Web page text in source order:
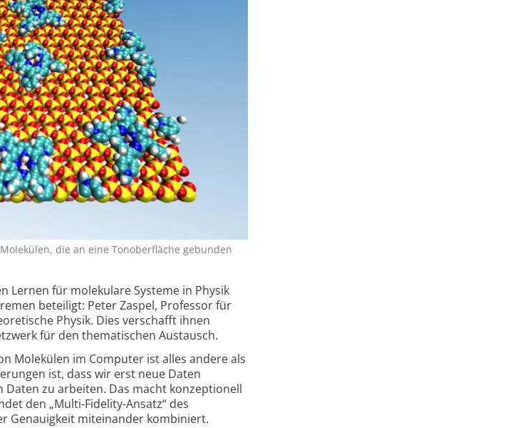
die an eine Ton­oberfläche gebunden
Lernen für molekulare Systeme in Physik
beteiligt: Peter Zaspel, Professor für
Physik. Dies verschafft ihnen
für den thematischen Austausch.
Molekülen im Computer ist alles andere als
ist, dass wir erst neue Daten
zu arbeiten. Das macht konzeptionell
den „Multi-Fidelity-Ansatz“ des
Genauigkeit miteinander kombiniert.